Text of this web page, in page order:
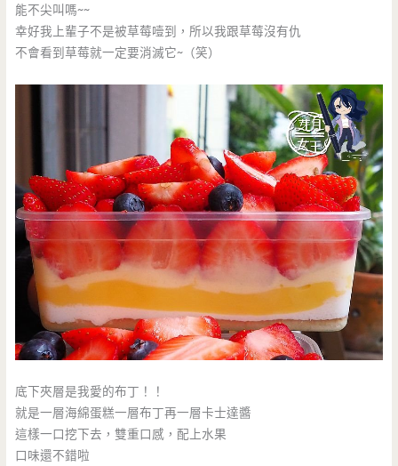
能不尖叫嗎~~
幸好我上輩子不是被草莓噎到，所以我跟草莓沒有仇
不會看到草莓就一定要消滅它~（笑）
底下夾層是我愛的布丁！！
就是一層海綿蛋糕一層布丁再一層卡士達醬
這樣一口挖下去，雙重口感，配上水果
口味還不錯啦